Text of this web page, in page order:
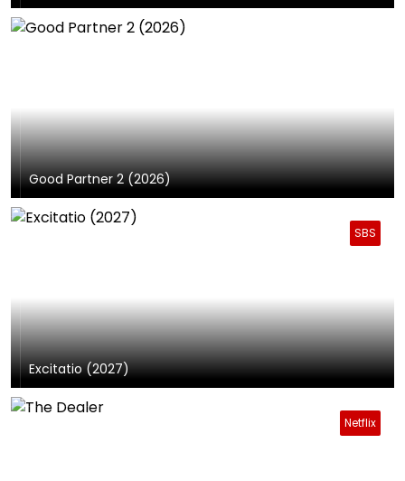
Good Partner 2 (2026)
SBS
Excitatio (2027)
Netflix